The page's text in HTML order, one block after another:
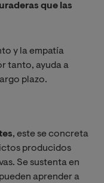
que las
y la empatía
tanto, ayuda a
plazo.
, este se concreta
producidos
Se sustenta en
aprender a